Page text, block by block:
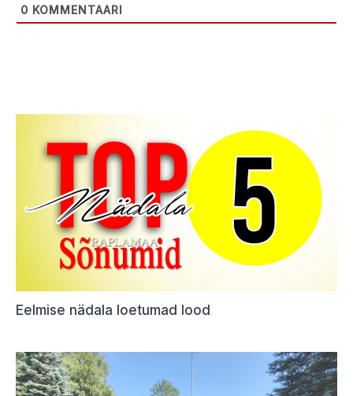
0 KOMMENTAARI
Eelmise nädala loetumad lood